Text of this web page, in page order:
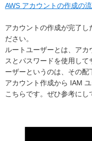
AWS アカウントの作成の
アカウントの作成が完了し
ださい。
ルートユーザーとは、ア
スとパスワードを使用し
ーザーというのは、その配
アカウント作成から IAM
こちらです。ぜひ参考にし